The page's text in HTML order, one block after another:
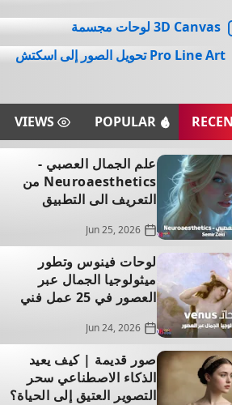
3D Canvas لوحات مجسمة
Pro Line Art تحويل الصور إلى اسكتش
POPULAR
VIEWS
علم الجمال العصبي -
Neuroaesthetics من
التعريف الى التطبيق
Jun 25, 2026
لوحات فينوس وتطور
ميثولوجيا الجمال عبر
العصور في 25 عمل فني
Jun 24, 2026
صور قديمة | كيف يعيد
الذكاء الاصطناعي سحر
التصوير العتيق إلى الحياة؟